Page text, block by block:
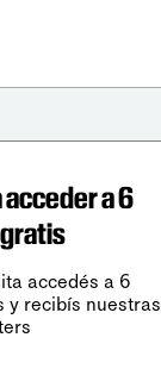
a 6
accedés a 6
y recibís nuestras